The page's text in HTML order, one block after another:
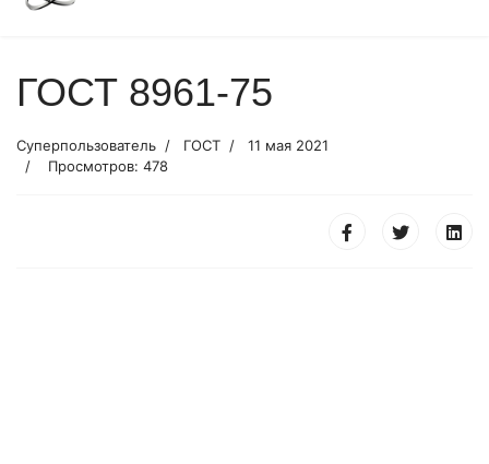
ГОСТ 8961-75
Суперпользователь ГОСТ
11 мая 2021
Просмотров: 478